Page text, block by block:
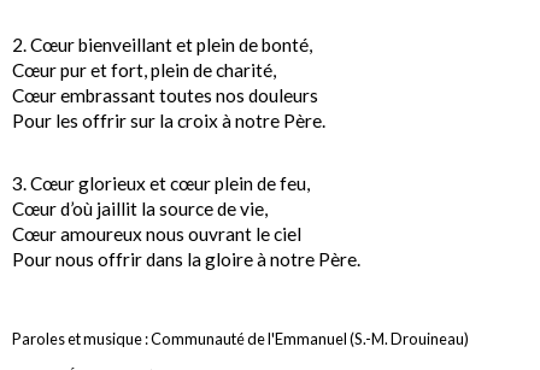
2. Cœur bienveillant et plein de bonté,
Cœur pur et fort, plein de charité,
Cœur embrassant toutes nos douleurs
Pour les offrir sur la croix à notre Père.
3. Cœur glorieux et cœur plein de feu,
Cœur d’où jaillit la source de vie,
Cœur amoureux nous ouvrant le ciel
Pour nous offrir dans la gloire à notre Père.
Paroles et musique : Communauté de l'Emmanuel (S.-M. Drouineau)